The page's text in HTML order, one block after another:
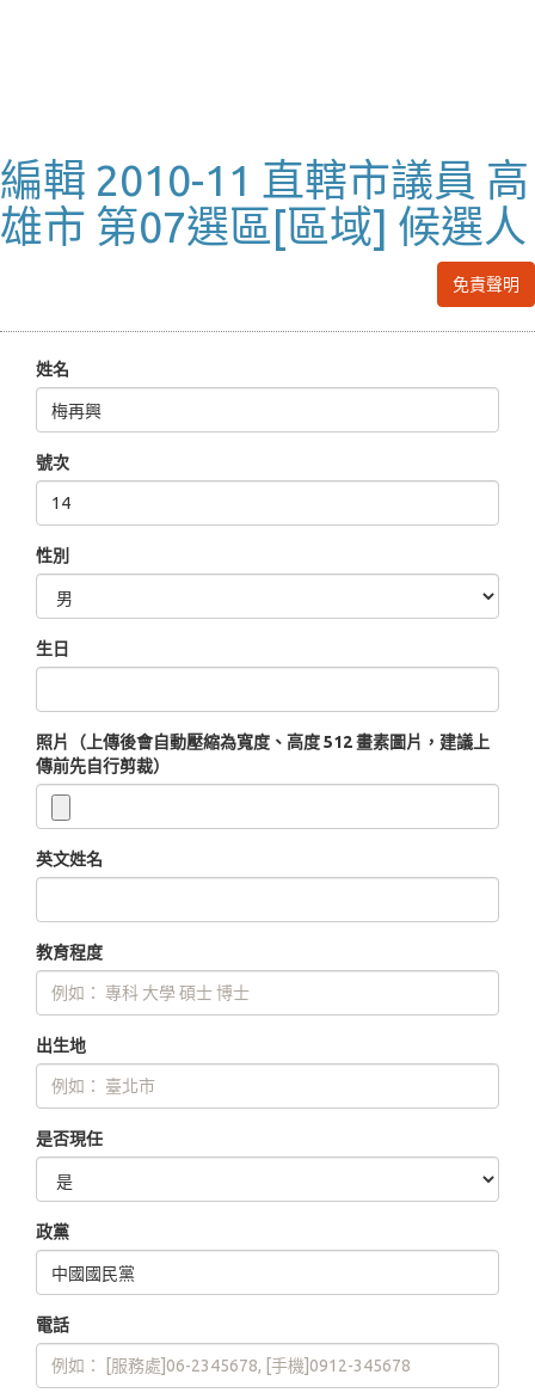
編輯 2010-11 直轄市議員 高
雄市 第07選區[區域] 候選人
免責聲明
姓名
號次
性別
生日
照片（上傳後會自動壓縮為寬度、高度 512 畫素圖片，建議上
傳前先自行剪裁）
英文姓名
教育程度
出生地
是否現任
政黨
電話